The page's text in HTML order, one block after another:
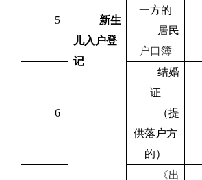
新生
儿入户登
记
5
一方的
居民
户口簿
6
结婚
证
（提
供落户方
的）
《出